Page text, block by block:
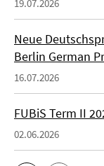
19.07.2026
Neue
Berlin German
16.07.2026
FUBiS Term II
02.06.2026